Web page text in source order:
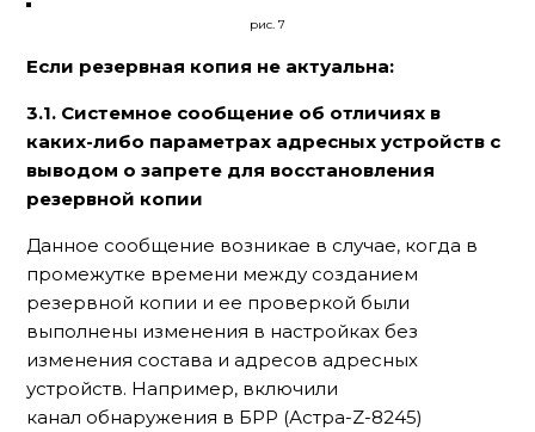
рис. 7
Если резервная копия не актуальна:
3.1. Системное сообщение об отличиях в
каких-либо параметрах адресных устройств с
выводом о запрете для восстановления
резервной копии
Данное сообщение возникае в случае, когда в
промежутке времени между созданием
резервной копии и ее проверкой были
выполнены изменения в настройках без
изменения состава и адресов адресных
устройств. Например, включили
канал обнаружения в БРР (Астра-Z-8245)